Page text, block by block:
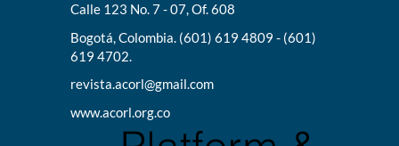
Calle 123 No. 7 - 07, Of. 608
Bogotá, Colombia. (601) 619 4809 - (601)
619 4702.
revista.acorl@gmail.com
www.acorl.org.co